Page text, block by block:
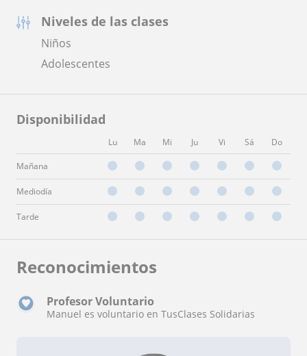
Niveles de las clases
Niños
Adolescentes
Disponibilidad
Lu Ma Mi Ju Vi Sá Do
Mañana
Mediodía
Tarde
Reconocimientos
Profesor Voluntario
Manuel es voluntario en TusClases Solidarias